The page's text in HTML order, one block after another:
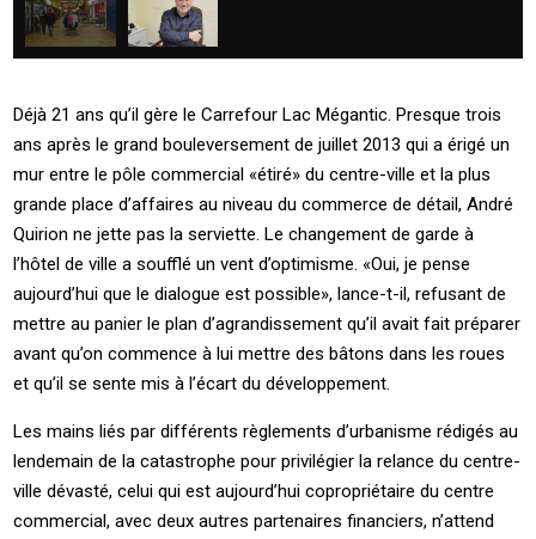
Déjà 21 ans qu’il gère le Carrefour Lac Mégantic. Presque trois
ans après le grand bouleversement de juillet 2013 qui a érigé un
mur entre le pôle commercial «étiré» du centre-ville et la plus
grande place d’affaires au niveau du commerce de détail, André
Quirion ne jette pas la serviette. Le changement de garde à
l’hôtel de ville a soufflé un vent d’optimisme. «Oui, je pense
aujourd’hui que le dialogue est possible», lance-t-il, refusant de
mettre au panier le plan d’agrandissement qu’il avait fait préparer
avant qu’on commence à lui mettre des bâtons dans les roues
et qu’il se sente mis à l’écart du développement.
Les mains liés par différents règlements d’urbanisme rédigés au
lendemain de la catastrophe pour privilégier la relance du centre-
ville dévasté, celui qui est aujourd’hui copropriétaire du centre
commercial, avec deux autres partenaires financiers, n’attend